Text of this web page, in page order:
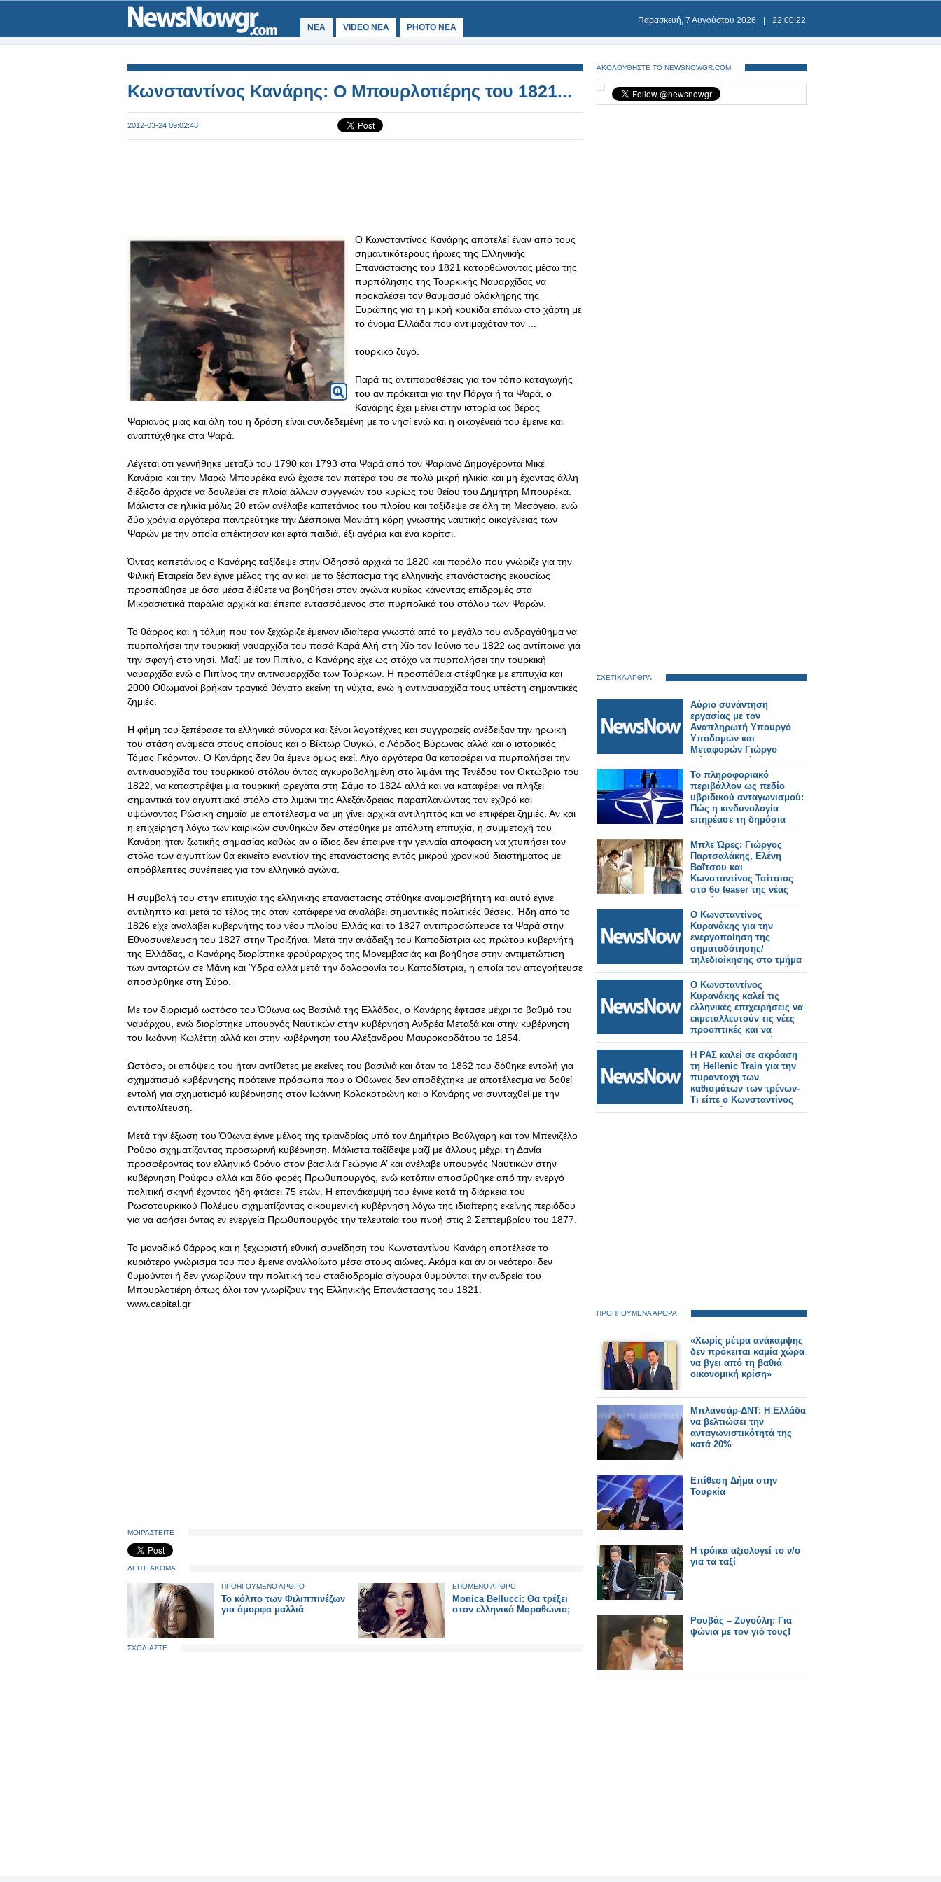
ΝΕΑ VIDEO NEA PHOTO NEA
Παρασκευή, 7 Αυγούστου 2026 22:00:22
Κωνσταντίνος Κανάρης: Ο Μπουρλοτιέρης του 1821...
2012-03-24 09:02:48
Ο Κωνσταντίνος Κανάρης αποτελεί έναν από τους
σημαντικότερους ήρωες της Ελληνικής
Επανάστασης του 1821 κατορθώνοντας μέσω της
πυρπόλησης της Τουρκικής Ναυαρχίδας να
προκαλέσει τον θαυμασμό ολόκληρης της
Ευρώπης για τη μικρή κουκίδα επάνω στο χάρτη με
το όνομα Ελλάδα που αντιμαχόταν τον ...
τουρκικό ζυγό.
Παρά τις αντιπαραθέσεις για τον τόπο καταγωγής
του αν πρόκειται για την Πάργα ή τα Ψαρά, ο
Κανάρης έχει μείνει στην ιστορία ως βέρος
Ψαριανός μιας και όλη του η δράση είναι συνδεδεμένη με το νησί ενώ και η οικογένειά του έμεινε και
αναπτύχθηκε στα Ψαρά.
Λέγεται ότι γεννήθηκε μεταξύ του 1790 και 1793 στα Ψαρά από τον Ψαριανό Δημογέροντα Μικέ
Κανάριο και την Μαρώ Μπουρέκα ενώ έχασε τον πατέρα του σε πολύ μικρή ηλικία και μη έχοντας άλλη
διέξοδο άρχισε να δουλεύει σε πλοία άλλων συγγενών του κυρίως του θείου του Δημήτρη Μπουρέκα.
Μάλιστα σε ηλικία μόλις 20 ετών ανέλαβε καπετάνιος του πλοίου και ταξίδεψε σε όλη τη Μεσόγειο, ενώ
δύο χρόνια αργότερα παντρεύτηκε την Δέσποινα Μανιάτη κόρη γνωστής ναυτικής οικογένειας των
Ψαρών με την οποία απέκτησαν και εφτά παιδιά, έξι αγόρια και ένα κορίτσι.
Όντας καπετάνιος ο Κανάρης ταξίδεψε στην Οδησσό αρχικά το 1820 και παρόλο που γνώριζε για την
Φιλική Εταιρεία δεν έγινε μέλος της αν και με το ξέσπασμα της ελληνικής επανάστασης εκουσίως
προσπάθησε με όσα μέσα διέθετε να βοηθήσει στον αγώνα κυρίως κάνοντας επιδρομές στα
Μικρασιατικά παράλια αρχικά και έπειτα εντασσόμενος στα πυρπολικά του στόλου των Ψαρών.
Το θάρρος και η τόλμη που τον ξεχώριζε έμειναν ιδιαίτερα γνωστά από το μεγάλο του ανδραγάθημα να
πυρπολήσει την τουρκική ναυαρχίδα του πασά Καρά Αλή στη Χίο τον Ιούνιο του 1822 ως αντίποινα για
την σφαγή στο νησί. Μαζί με τον Πιπίνο, ο Κανάρης είχε ως στόχο να πυρπολήσει την τουρκική
ναυαρχίδα ενώ ο Πιπίνος την αντιναυαρχίδα των Τούρκων. Η προσπάθεια στέφθηκε με επιτυχία και
2000 Οθωμανοί βρήκαν τραγικό θάνατο εκείνη τη νύχτα, ενώ η αντιναυαρχίδα τους υπέστη σημαντικές
ζημιές.
Η φήμη του ξεπέρασε τα ελληνικά σύνορα και ξένοι λογοτέχνες και συγγραφείς ανέδειξαν την ηρωική
του στάση ανάμεσα στους οποίους και ο Βίκτωρ Ουγκώ, ο Λόρδος Βύρωνας αλλά και ο ιστορικός
Τόμας Γκόρντον. Ο Κανάρης δεν θα έμενε όμως εκεί. Λίγο αργότερα θα καταφέρει να πυρπολήσει την
αντιναυαρχίδα του τουρκικού στόλου όντας αγκυροβολημένη στο λιμάνι της Τενέδου τον Οκτώβριο του
1822, να καταστρέψει μια τουρκική φρεγάτα στη Σάμο το 1824 αλλά και να καταφέρει να πλήξει
σημαντικά τον αιγυπτιακό στόλο στο λιμάνι της Αλεξάνδρειας παραπλανώντας τον εχθρό και
υψώνοντας Ρώσικη σημαία με αποτέλεσμα να μη γίνει αρχικά αντιληπτός και να επιφέρει ζημιές. Αν και
η επιχείρηση λόγω των καιρικών συνθηκών δεν στέφθηκε με απόλυτη επιτυχία, η συμμετοχή του
Κανάρη ήταν ζωτικής σημασίας καθώς αν ο ίδιος δεν έπαιρνε την γενναία απόφαση να χτυπήσει τον
στόλο των αιγυπτίων θα εκινείτο εναντίον της επανάστασης εντός μικρού χρονικού διαστήματος με
απρόβλεπτες συνέπειες για τον ελληνικό αγώνα.
Η συμβολή του στην επιτυχία της ελληνικής επανάστασης στάθηκε αναμφισβήτητη και αυτό έγινε
αντιληπτό και μετά το τέλος της όταν κατάφερε να αναλάβει σημαντικές πολιτικές θέσεις. Ήδη από το
1826 είχε αναλάβει κυβερνήτης του νέου πλοίου Ελλάς και το 1827 αντιπροσώπευσε τα Ψαρά στην
Εθνοσυνέλευση του 1827 στην Τροιζήνα. Μετά την ανάδειξη του Καποδίστρια ως πρώτου κυβερνήτη
της Ελλάδας, ο Κανάρης διορίστηκε φρούραρχος της Μονεμβασιάς και βοήθησε στην αντιμετώπιση
των ανταρτών σε Μάνη και Ύδρα αλλά μετά την δολοφονία του Καποδίστρια, η οποία τον απογοήτευσε
αποσύρθηκε στη Σύρο.
Με τον διορισμό ωστόσο του Όθωνα ως Βασιλιά της Ελλάδας, ο Κανάρης έφτασε μέχρι το βαθμό του
ναυάρχου, ενώ διορίστηκε υπουργός Ναυτικών στην κυβέρνηση Ανδρέα Μεταξά και στην κυβέρνηση
του Ιωάννη Κωλέττη αλλά και στην κυβέρνηση του Αλέξανδρου Μαυροκορδάτου το 1854.
Ωστόσο, οι απόψεις του ήταν αντίθετες με εκείνες του βασιλιά και όταν το 1862 του δόθηκε εντολή για
σχηματισμό κυβέρνησης πρότεινε πρόσωπα που ο Όθωνας δεν αποδέχτηκε με αποτέλεσμα να δοθεί
εντολή για σχηματισμό κυβέρνησης στον Ιωάννη Κολοκοτρώνη και ο Κανάρης να συνταχθεί με την
αντιπολίτευση.
Μετά την έξωση του Όθωνα έγινε μέλος της τριανδρίας υπό τον Δημήτριο Βούλγαρη και τον Μπενιζέλο
Ρούφο σχηματίζοντας προσωρινή κυβέρνηση. Μάλιστα ταξίδεψε μαζί με άλλους μέχρι τη Δανία
προσφέροντας τον ελληνικό θρόνο στον βασιλιά Γεώργιο Α’ και ανέλαβε υπουργός Ναυτικών στην
κυβέρνηση Ρούφου αλλά και δύο φορές Πρωθυπουργός, ενώ κατόπιν αποσύρθηκε από την ενεργό
πολιτική σκηνή έχοντας ήδη φτάσει 75 ετών. Η επανάκαμψή του έγινε κατά τη διάρκεια του
Ρωσοτουρκικού Πολέμου σχηματίζοντας οικουμενική κυβέρνηση λόγω της ιδιαίτερης εκείνης περιόδου
για να αφήσει όντας εν ενεργεία Πρωθυπουργός την τελευταία του πνοή στις 2 Σεπτεμβρίου του 1877.
Το μοναδικό θάρρος και η ξεχωριστή εθνική συνείδηση του Κωνσταντίνου Κανάρη αποτέλεσε το
κυριότερο γνώρισμα του που έμεινε αναλλοίωτο μέσα στους αιώνες. Ακόμα και αν οι νεότεροι δεν
θυμούνται ή δεν γνωρίζουν την πολιτική του σταδιοδρομία σίγουρα θυμούνται την ανδρεία του
Μπουρλοτιέρη όπως όλοι τον γνωρίζουν της Ελληνικής Επανάστασης του 1821.
www.capital.gr
ΜΟΙΡΑΣΤΕΙΤΕ
ΔΕΙΤΕ ΑΚΟΜΑ
ΠΡΟΗΓΟΥΜΕΝΟ ΑΡΘΡΟ
Το κόλπο των Φιλιππινέζων
για όμορφα μαλλιά
ΕΠΟΜΕΝΟ ΑΡΘΡΟ
Monica Bellucci: Θα τρέξει
στον ελληνικό Μαραθώνιο;
ΣΧΟΛΙΑΣΤΕ
ΑΚΟΛΟΥΘΗΣΤΕ ΤΟ NEWSNOWGR.COM
ΣΧΕΤΙΚΑ ΑΡΘΡΑ
Αύριο συνάντηση
εργασίας με τον
Αναπληρωτή Υπουργό
Υποδομών και
Μεταφορών Γιώργο
Κώτσηρα θα έχει ο
Κωνσταντίνος
Γκιουλέκας.
Το πληροφοριακό
περιβάλλον ως πεδίο
υβριδικού ανταγωνισμού:
Πώς η κινδυνολογία
επηρέασε τη δημόσια
συζήτηση για τη Σύνοδο
του ΝΑΤΟ -Γράφει ο Δρ.
Κωνσταντίνος Π.
Μπαλωμένος
Μπλε Ώρες: Γιώργος
Παρτσαλάκης, Ελένη
Βαΐτσου και
Κωνσταντίνος Τσίτσιος
στο 6ο teaser της νέας
σειράς
Ο Κωνσταντίνος
Κυρανάκης για την
ενεργοποίηση της
σηματοδότησης/
τηλεδιοίκησης στο τμήμα
Θεσσαλονίκη – Ειδομένη.
Ο Κωνσταντίνος
Κυρανάκης καλεί τις
ελληνικές επιχειρήσεις να
εκμεταλλευτούν τις νέες
προοπτικές και να
δραστηριοποιηθούν στην
κατασκευή τροχαίου
υλικού στη χώρα.
Η ΡΑΣ καλεί σε ακρόαση
τη Hellenic Train για την
πυραντοχή των
καθισμάτων των τρένων-
Τι είπε ο Κωνσταντίνος
Κυρανάκης.
ΠΡΟΗΓΟΥΜΕΝΑ ΑΡΘΡΑ
«Χωρίς μέτρα ανάκαμψης
δεν πρόκειται καμία χώρα
να βγει από τη βαθιά
οικονομική κρίση»
Μπλανσάρ-ΔΝΤ: Η Ελλάδα
να βελτιώσει την
ανταγωνιστικότητά της
κατά 20%
Eπίθεση Δήμα στην
Τουρκία
Η τρόικα αξιολογεί το ν/σ
για τα ταξί
Ρουβάς – Ζυγούλη: Για
ψώνια με τον γιό τους!